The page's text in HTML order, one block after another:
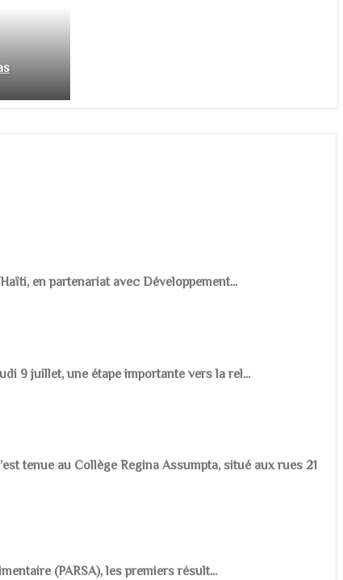
en partenariat avec Développement...
9 juillet, une étape importante vers la rel...
tenue au Collège Regina Assumpta, situé aux rues 21
(PARSA), les premiers résult...